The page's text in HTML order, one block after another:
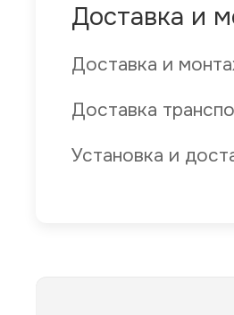
Доставка и
Доставка и
Доставка
Установка и